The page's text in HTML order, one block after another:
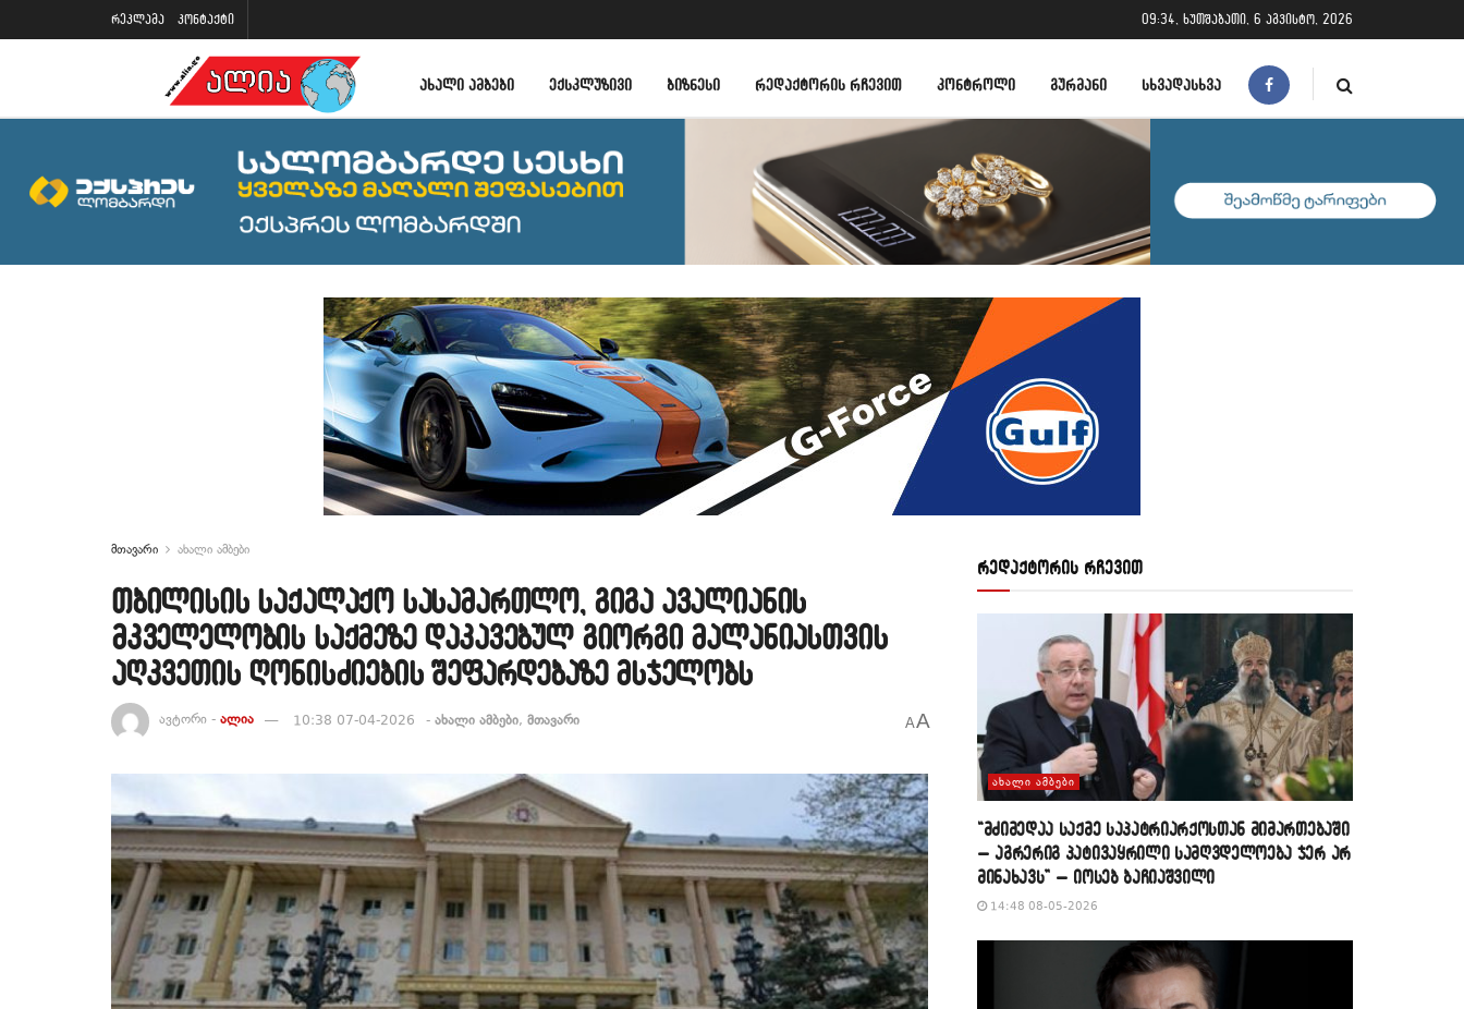
რეკლამა კონტაქტი 09:34, ხუთშაბათი, 6 აგვისტო, 2026
ᲐᲮᲐᲚᲘ ᲐᲛᲑᲔᲑᲘ ᲔᲥᲡᲙᲚᲣᲖᲘᲕᲘ ᲑᲘᲖᲜᲔᲡᲘ ᲠᲔᲓᲐᲥᲢᲝᲠᲘᲡ ᲠᲩᲔᲕᲘᲗ ᲙᲝᲜᲢᲠᲝᲚᲘ ᲒᲣᲠᲛᲐᲜᲘ ᲡᲮᲕᲐᲓᲐᲡᲮᲕᲐ
მთავარი ახალი ამბები
თბილისის საქალაქო სასამართლო, გიგა ავალიანის
მკველელობის საქმეზე დაკავებულ გიორგი მალანიასთვის
აღკვეთის ღონისძიების შეფარდებაზე მსჯელობს
ავტორი - ალია 10:38 07-04-2026 - ახალი ამბები, მთავარი AA
რედაქტორის რჩევით
ᲐᲮᲐᲚᲘ ᲐᲛᲑᲔᲑᲘ
“მძიმედაა საქმე საპატრიარქოსთან მიმართებაში
– აგრერიგ პატივაყრილი სამღვდელოება ჯერ არ
მინახავს” – იოსებ ბაჩიაშვილი
14:48 08-05-2026